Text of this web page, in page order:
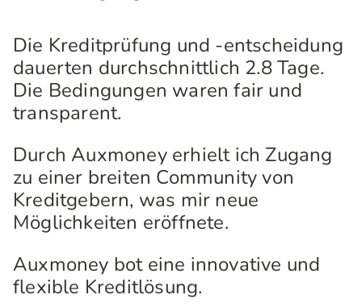
Die Kreditprüfung und -entscheidung
dauerten durchschnittlich 2.8 Tage.
Die Bedingungen waren fair und
transparent.
Durch Auxmoney erhielt ich Zugang
zu einer breiten Community von
Kreditgebern, was mir neue
Möglichkeiten eröffnete.
Auxmoney bot eine innovative und
flexible Kreditlösung.